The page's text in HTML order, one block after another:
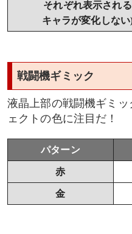
それぞれ表示される
キャラが変化しない
戦闘機ギミック
液晶上部の戦闘機ギミ
ェクトの色に注目だ！
パターン
赤
金